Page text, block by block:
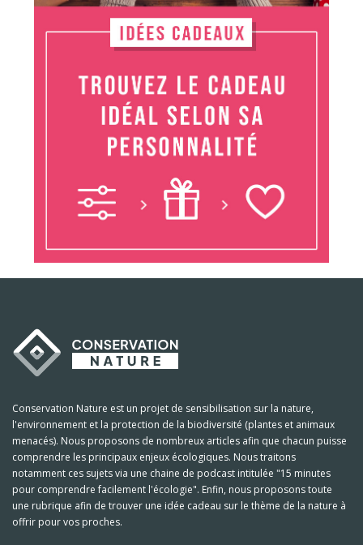
Conservation Nature est un projet de sensibilisation sur la nature,
l'environnement et la protection de la biodiversité (plantes et animaux
menacés). Nous proposons de nombreux articles afin que chacun puisse
comprendre les principaux enjeux écologiques. Nous traitons
notamment ces sujets via une chaine de podcast intitulée "15 minutes
pour comprendre facilement l'écologie". Enfin, nous proposons toute
une rubrique afin de trouver une idée cadeau sur le thème de la nature à
offrir pour vos proches.